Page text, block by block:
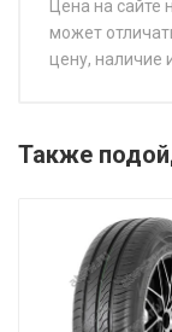
Цена на
может
цену, наличие
GoodYear
GoodYear
GoodYear
Также